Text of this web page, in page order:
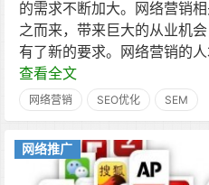
的需求不断加大。网络营销
之而来，带来巨大的从业机
有了新的要求。网络营销的
查看全文
网络营销 SEO优化 SEM
网络推广